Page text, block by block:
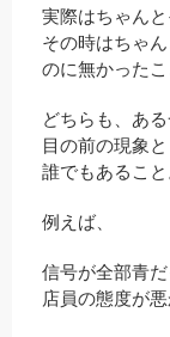
実際はちゃん
その時はちゃ
のに無かったこ
どちらも、あ
目の前の現象
誰でもあること
例えば、
信号が全部青
店員の態度が